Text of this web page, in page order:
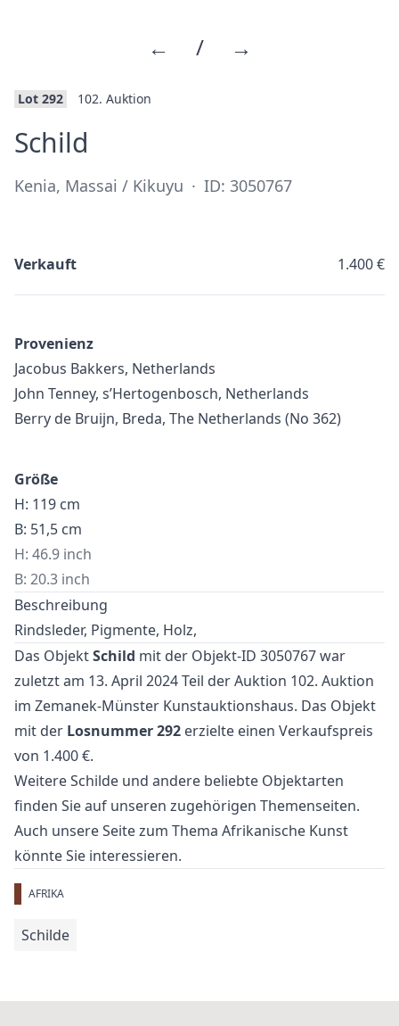
← / →
Lot 292 102. Auktion
Schild
Kenia, Massai / Kikuyu · ID: 3050767
Verkauft 1.400 €
Provenienz
Jacobus Bakkers, Netherlands
John Tenney, s’Hertogenbosch, Netherlands
Berry de Bruijn, Breda, The Netherlands (No 362)
Größe
H: 119 cm
B: 51,5 cm
H: 46.9 inch
B: 20.3 inch
Beschreibung
Rindsleder, Pigmente, Holz,
Das ObjektSchild mit der Objekt-ID 3050767 war
zuletzt am 13. April 2024 Teil der Auktion 102. Auktion
im Zemanek-Münster Kunstauktionshaus. Das Objekt
mit der Losnummer 292 erzielte einen Verkaufspreis
von 1.400 €.
WeitereSchilde und andere beliebte Objektarten
finden Sie auf unseren zugehörigen Themenseiten.
Auch unsere Seite zum Thema Afrikanische Kunst
könnte Sie interessieren.
AFRIKA
Schilde